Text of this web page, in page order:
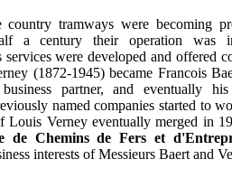
tramways were becoming
a century their operation was
were developed and offered
(1872-1945) became Francois
partner, and eventually his
named companies started to
Louis Verney eventually merged in
de Chemins de Fers et
interests of Messieurs Baert and